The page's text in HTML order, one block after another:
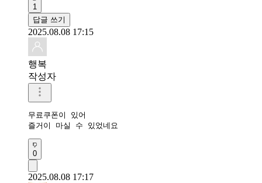
1
답글 쓰기
2025.08.08 17:15
행복
작성자
무료쿠폰이 있어
즐거이 마실 수 있었네요
0
2025.08.08 17:17